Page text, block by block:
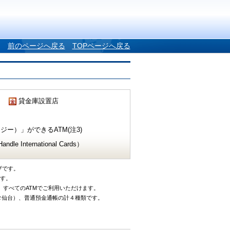
前のページへ戻る TOPページへ戻る
貸金庫設置店
ー）」ができるATM(注3)
International Cards）
す。
。
べてのATMでご利用いただけます。
台）、普通預金通帳の計４種類です。